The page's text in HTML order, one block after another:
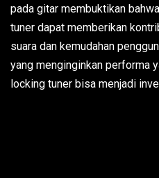
pada gitar membuktikan
tuner dapat memberikan
suara dan kemudahan
yang menginginkan performa
locking tuner bisa menjadi